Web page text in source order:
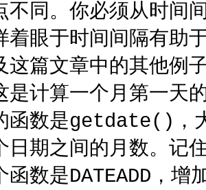
不同。你必须从时间
着眼于时间间隔有
这篇文章中的其他
是计算一个月第
函数是getdate()，
日期之间的月数。
函数是DATEADD，